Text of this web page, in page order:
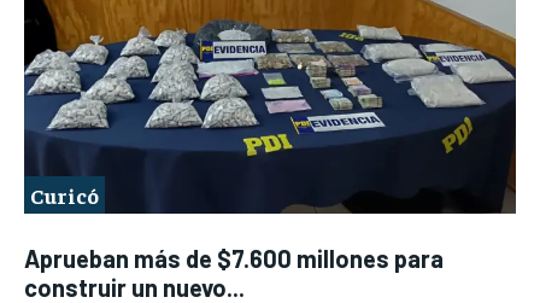
Curicó
Aprueban más de $7.600 millones para
construir un nuevo...